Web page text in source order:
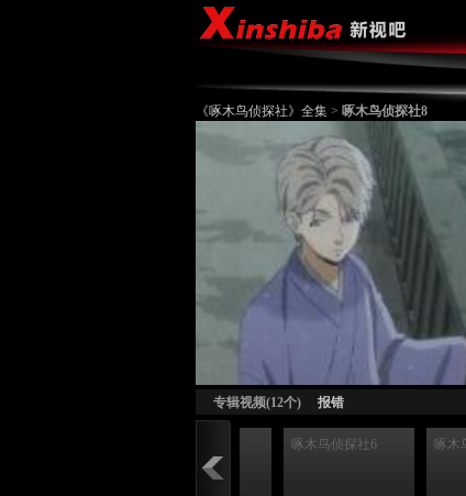
《啄木鸟侦探社》全集> 啄木鸟侦探社8
专辑视频(12个) 报错
啄木鸟侦探社6
啄木
啄木